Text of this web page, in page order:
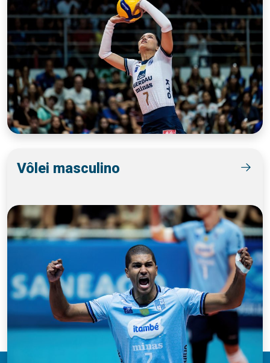
Vôlei masculino